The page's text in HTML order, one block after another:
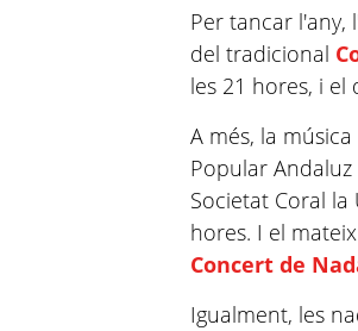
Per tancar l'any,
del tradicional
les 21 hores, i el
A més, la
PopularAndaluz
Societat Coral
hores. I el
Concert de
Igualment, les